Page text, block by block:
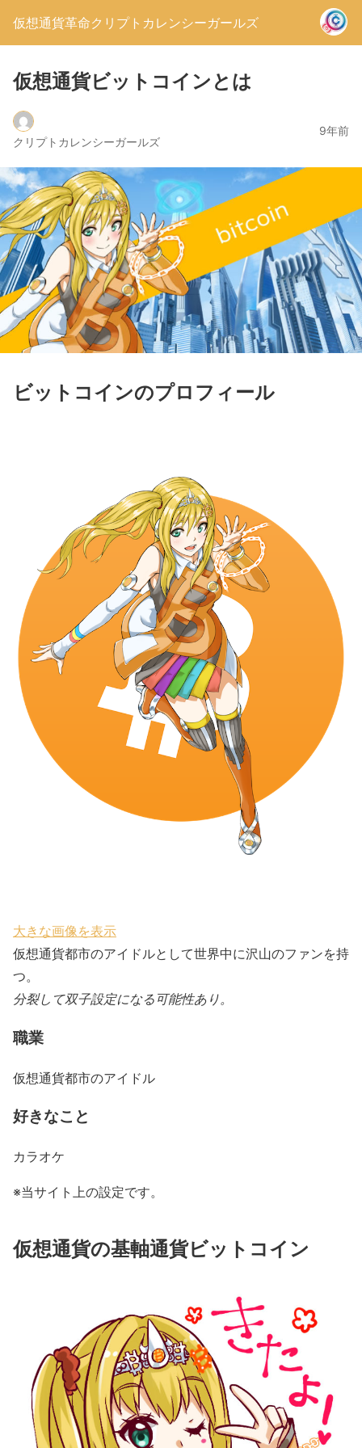
仮想通貨革命クリプトカレンシーガールズ
仮想通貨ビットコインとは
クリプトカレンシーガールズ
9年前
ビットコインのプロフィール
大きな画像を表示
仮想通貨都市のアイドルとして世界中に沢山のファンを持
つ。
分裂して双子設定になる可能性あり。
職業
仮想通貨都市のアイドル
好きなこと
カラオケ
※当サイト上の設定です。
仮想通貨の基軸通貨ビットコイン